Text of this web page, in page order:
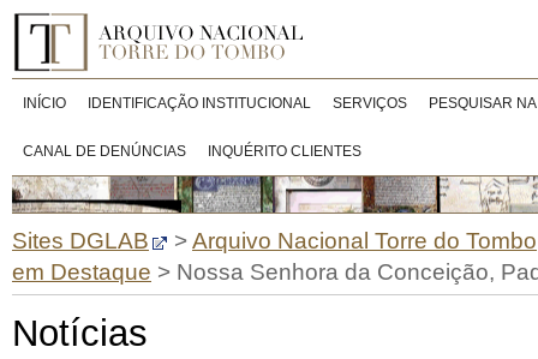
INÍCIO IDENTIFICAÇÃO INSTITUCIONAL SERVIÇOS PESQUISAR
CANAL DE DENÚNCIAS INQUÉRITO CLIENTES
Sites DGLAB >Arquivo Nacional Torre do Tombo
em Destaque > Nossa Senhora da Conceição,
Notícias